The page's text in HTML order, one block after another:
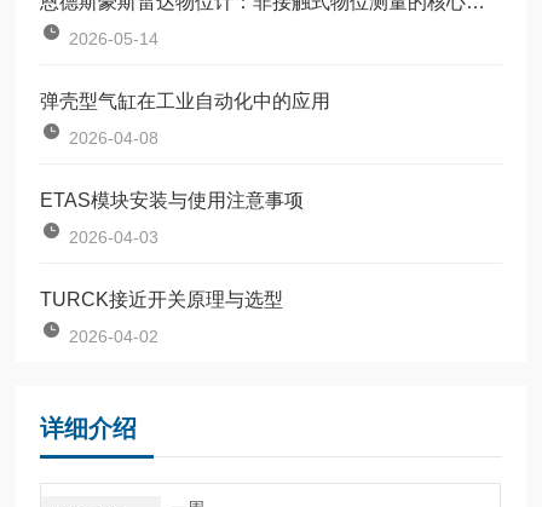
2026-05-14
弹壳型气缸在工业自动化中的应用
2026-04-08
ETAS模块安装与使用注意事项
2026-04-03
TURCK接近开关原理与选型
2026-04-02
详细介绍